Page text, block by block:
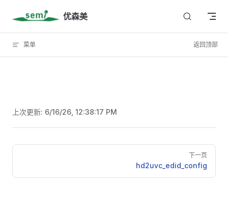
Skip to content 优森美
菜单 返回顶部
上次更新: 6/16/26, 12:38:17 PM
Pager
下一页
hd2uvc_edid_config